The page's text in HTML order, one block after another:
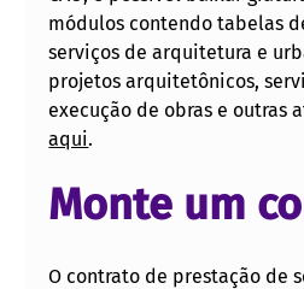
módulos contendo tabelas
serviços de arquitetura e
projetos arquitetônicos,
execução de obras e outras
aqui.
Monte um
O contrato de prestação de